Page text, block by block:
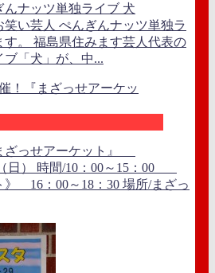
ナッツ単独ライブ 犬
い芸人 ぺんぎんナッツ単独ラ
。 福島県住みます芸人代表の
「犬」が、中...
ざっせアーケット』
日） 時間/10：00～15：00
》 16：00～18：30 場所/まざっ